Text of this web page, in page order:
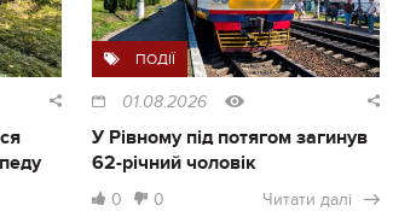
ПОДІЇ
01.08.2026
У Рівному під потягом загинув
62-річний чоловік
0 0 Читати далі